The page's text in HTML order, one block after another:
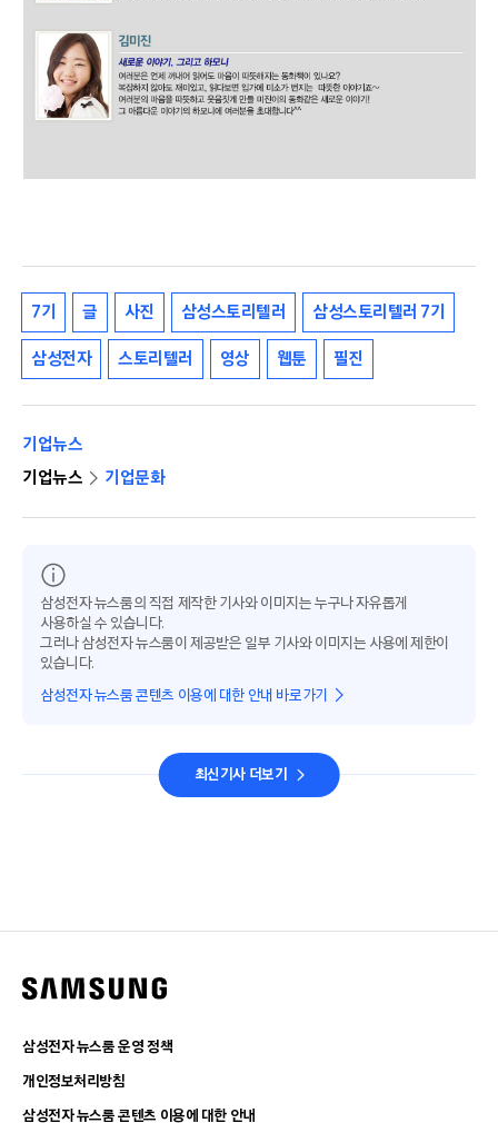
7기 글 사진 삼성스토리텔러 삼성스토리텔러 7기
삼성전자 스토리텔러 영상 웹툰 필진
기업뉴스
기업뉴스
기업문화
삼성전자 뉴스룸의 직접 제작한 기사와 이미지는 누구나 자유롭게
사용하실 수 있습니다.
그러나 삼성전자 뉴스룸이 제공받은 일부 기사와 이미지는 사용에 제한이
있습니다.
삼성전자 뉴스룸 콘텐츠 이용에 대한 안내 바로가기
최신기사 더보기
삼성전자 뉴스룸 운영 정책
개인정보처리방침
삼성전자 뉴스룸 콘텐츠 이용에 대한 안내